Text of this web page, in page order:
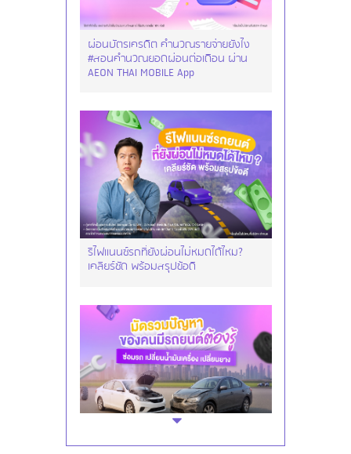
ผ่อนบัตรเครดิต คำนวณรายจ่ายยังไง
#สอนคำนวณยอดผ่อนต่อเดือน ผ่าน
AEON THAI MOBILE App
รีไฟแนนซ์รถที่ยังผ่อนไม่หมดได้ไหม?
เคลียร์ชัด พร้อมสรุปข้อดี
มัดรวมปัญหาของคนมีรถยนต์ต้องรู้